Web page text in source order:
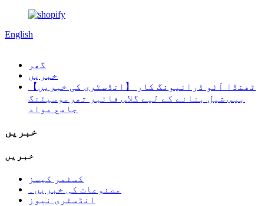
English
گھر
خبریں
【انڈسٹری کی خبریں】 ٹھنڈا آٹو ڈرائیونگ کار
بیس شیل بنانے کے لیے گلاس فائبر تھرموسیٹنگ
جامع مواد
خبریں
خبریں
کسٹمر کیسز
مصنوعات کی خبریں۔
انڈسٹری نیوز